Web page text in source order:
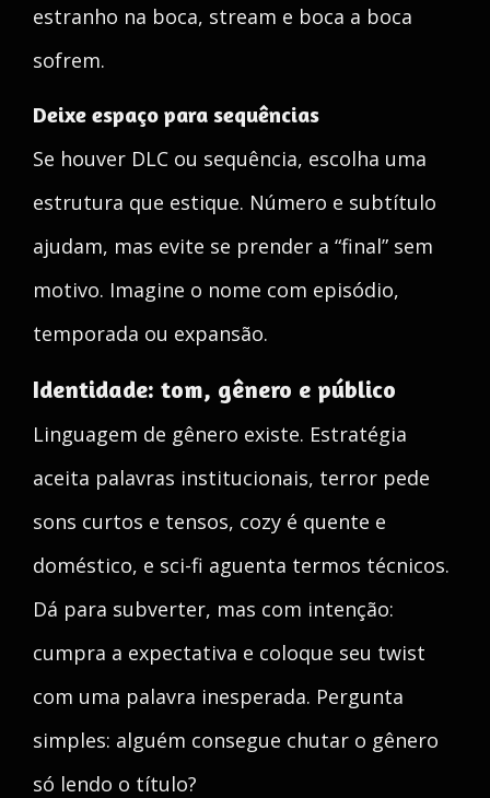
estranho na boca, stream e boca a boca
sofrem.
Deixe espaço para sequências
Se houver DLC ou sequência, escolha uma
estrutura que estique. Número e subtítulo
ajudam, mas evite se prender a “final” sem
motivo. Imagine o nome com episódio,
temporada ou expansão.
Identidade: tom, gênero e público
Linguagem de gênero existe. Estratégia
aceita palavras institucionais, terror pede
sons curtos e tensos, cozy é quente e
doméstico, e sci-fi aguenta termos técnicos.
Dá para subverter, mas com intenção:
cumpra a expectativa e coloque seu twist
com uma palavra inesperada. Pergunta
simples: alguém consegue chutar o gênero
só lendo o título?